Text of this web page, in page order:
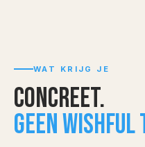
WAT KRIJG JE
Concreet.
Geen